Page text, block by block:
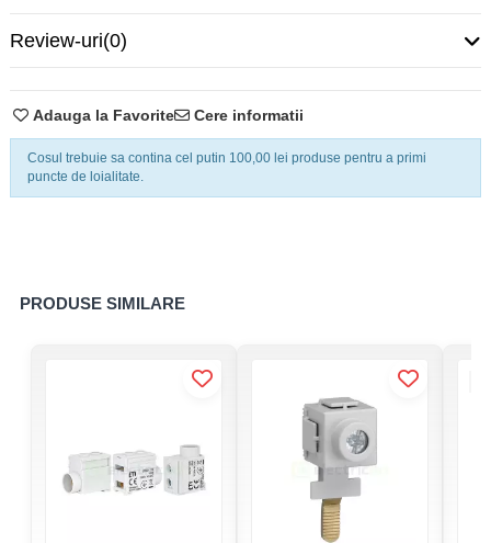
Adauga la Favorite
Cosul trebuie sa contina cel putin 100,00 lei produse pentru a primi
puncte de loialitate.
Cere informatii
Fișă tehnică produs
Review-uri(0)
PRODUSE SIMILARE